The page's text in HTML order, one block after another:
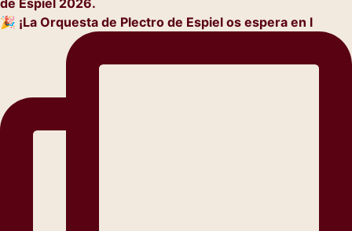
🎉 ¡La Orquesta de Plectro de Espiel os espera en l